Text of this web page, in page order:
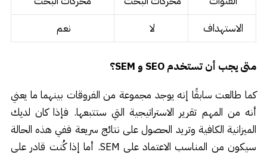
الاستهداف
لا نعم
متى يجب أن تستخدم SEO و SEM؟
كما طالعت سابقًا إنه يوجد مجموعة من الفروقات بينهما ما يعني
أنه من المهم تقرير الاستراتيجية التي ستتبعها. فإذا كان لديك
الميزانية الكافية وتريد الحصول على نتائج سريعة ففي هذه الحالة
سيكون من المناسب الاعتماد على SEM. أما إذا كُنت قادر على